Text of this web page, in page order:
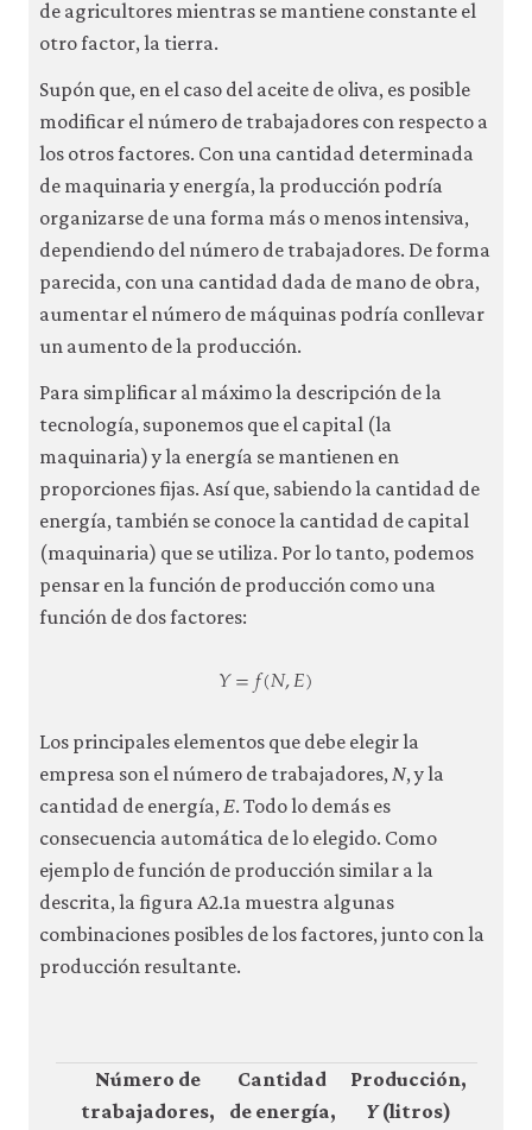
de agricultores mientras se mantiene constante el
otro factor, la tierra.
Supón que, en el caso del aceite de oliva, es posible
modificar el número de trabajadores con respecto a
los otros factores. Con una cantidad determinada
de maquinaria y energía, la producción podría
organizarse de una forma más o menos intensiva,
dependiendo del número de trabajadores. De forma
parecida, con una cantidad dada de mano de obra,
aumentar el número de máquinas podría conllevar
un aumento de la producción.
Para simplificar al máximo la descripción de la
tecnología, suponemos que el capital (la
maquinaria) y la energía se mantienen en
proporciones fijas. Así que, sabiendo la cantidad de
energía, también se conoce la cantidad de capital
(maquinaria) que se utiliza. Por lo tanto, podemos
pensar en la función de producción como una
función de dos factores:
𝑌=𝑓(𝑁,𝐸)
f
Los principales elementos que debe elegir la
empresa son el número de trabajadores, N, y la
cantidad de energía, E. Todo lo demás es
consecuencia automática de lo elegido. Como
ejemplo de función de producción similar a la
descrita, la figura A2.1a muestra algunas
combinaciones posibles de los factores, junto con la
producción resultante.
Número de
trabajadores,
Cantidad
de energía,
Producción,
Y(litros)